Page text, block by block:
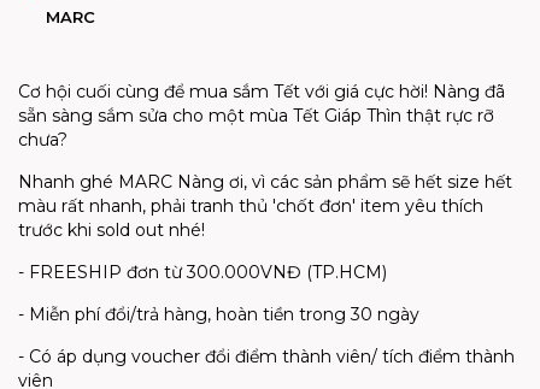
MARC
Cơ hội cuối cùng để mua sắm Tết với giá cực hời! Nàng đã
sẵn sàng sắm sửa cho một mùa Tết Giáp Thìn thật rực rỡ
chưa?
Nhanh ghé MARC Nàng ơi, vì các sản phẩm sẽ hết size hết
màu rất nhanh, phải tranh thủ 'chốt đơn' item yêu thích
trước khi sold out nhé!
- FREESHIP đơn từ 300.000VNĐ (TP.HCM)
- Miễn phí đổi/trả hàng, hoàn tiền trong 30 ngày
- Có áp dụng voucher đổi điểm thành viên/ tích điểm thành
viên